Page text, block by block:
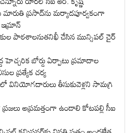
ప్రసాద్‌ను మర్యాదపూర్వకంగా
పాఠశాలనుతనిఖీ చేసిన మున్సిపల్ చైర్
హెచ్చరిక బోర్డు ఏర్పాటు ప్రమాదాల
ప్రత్యేక చర్య
వినియోగదారులు తీసుకువెళ్లని సామగ్రి
అప్రమత్తంగా ఉండాలి కోటపల్లి సీఐ